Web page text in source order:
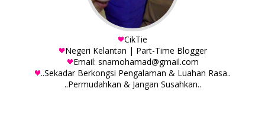
CikTie
Negeri Kelantan | Part-Time Blogger
Email: snamohamad@gmail.com
..Sekadar Berkongsi Pengalaman & Luahan Rasa..
..Permudahkan & Jangan Susahkan..